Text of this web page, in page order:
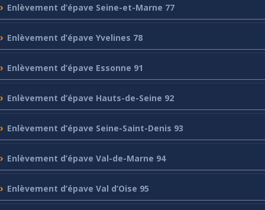
Enlèvement d’épave Seine-et-Marne 77
Enlèvement d’épave Yvelines 78
Enlèvement d’épave Essonne 91
Enlèvement d’épave Hauts-de-Seine 92
Enlèvement d’épave Seine-Saint-Denis 93
Enlèvement d’épave Val-de-Marne 94
Enlèvement d’épave Val d’Oise 95